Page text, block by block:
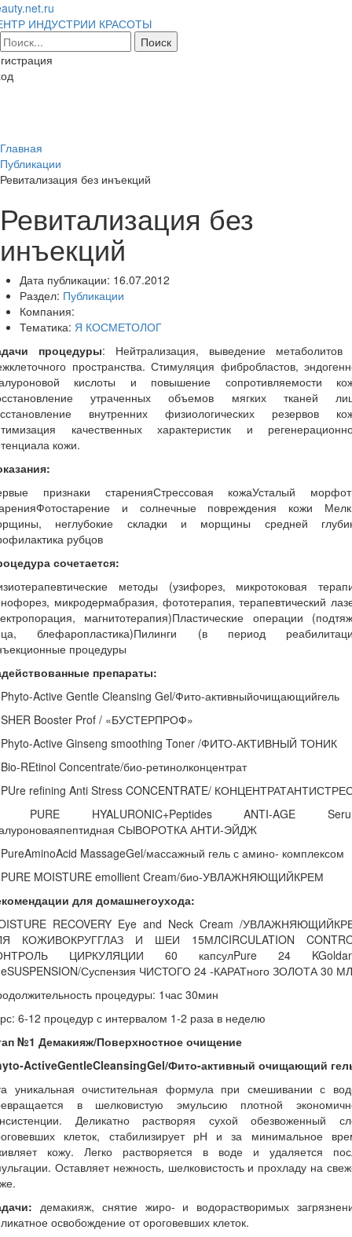
ИНДУСТРИИ КРАСОТЫ
Главная
Публикации
Ревитализация без инъекций
Ревитализация без
инъекций
Дата публикации: 16.07.2012
Раздел: Публикации
Компания:
Тематика: Я КОСМЕТОЛОГ
процедуры: Нейтрализация, выведение метаболитов
пространства. Стимуляция фибробластов,
кислоты и повышение сопротивляемости
утраченных объемов мягких тканей
внутренних физиологических резервов
качественных характеристик и
кожи.
признаки старенияСтрессовая кожаУсталый
и солнечные повреждения кожи
неглубокие складки и морщины средней
рубцов
сочетается:
методы (узифорез, микротоковая
микродермабразия, фототерапия, терапевтический
магнитотерапия)Пластические операции
блефаропластика)Пилинги (в период
процедуры
препараты:
Active Gentle Cleansing Gel/Фито-активныйочищающийгель
Booster Prof / «БУСТЕРПРОФ»
Active Ginseng smoothing Toner /ФИТО-АКТИВНЫЙ ТОНИК
REtinol Concentrate/био-ретинолконцентрат
refining Anti Stress CONCENTRATE/
PURE HYALURONIC+Peptides ANTI-AGE
СЫВОРОТКА АНТИ-ЭЙДЖ
MassageGel/массажный гель с амино- комплексом
MOISTURE emollient Cream/био-УВЛАЖНЯЮЩИЙКРЕМ
для домашнегоухода:
RECOVERY Eye and Neck Cream /
КОЖИВОКРУГГЛАЗ И ШЕИ 15МЛCIRCULATION
ЦИРКУЛЯЦИИ 60 капсулPure 24
Суспензия ЧИСТОГО 24 -КАРАТного ЗОЛОТА 30 МЛ
процедуры: 1час 30мин
6-12 процедур с интервалом 1-2 раза в неделю
№1 Демакияж/Поверхностное очищение
ActiveGentleCleansingGel/Фито-активный очищающий
уникальная очистительная формула при смешивании с
в шелковистую эмульсию плотной
Деликатно растворяя сухой обезвоженный
клеток, стабилизирует рН и за минимальное
кожу. Легко растворяется в воде и удаляется
Оставляет нежность, шелковистость и прохладу на
демакияж, снятие жиро- и водорастворимых
освобождение от ороговевших клеток.